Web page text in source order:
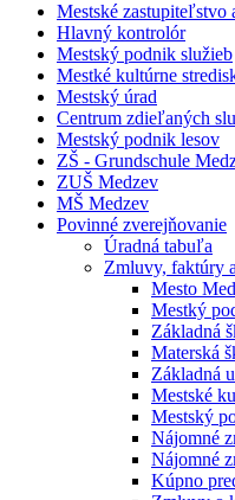
Mestské zastupiteľstvo
Hlavný kontrolór
Mestský podnik služieb
Mestké kultúrne
Mestský úrad
Centrum zdieľaných
Mestský podnik lesov
ZŠ - Grundschule
ZUŠ Medzev
MŠ Medzev
Povinné zverejňovanie
Úradná tabuľa
Zmluvy, faktúry
Mesto
Mestký
Základná
Materská
Základná
Mestské
Mestský
Nájomné
Nájomné
Kúpno